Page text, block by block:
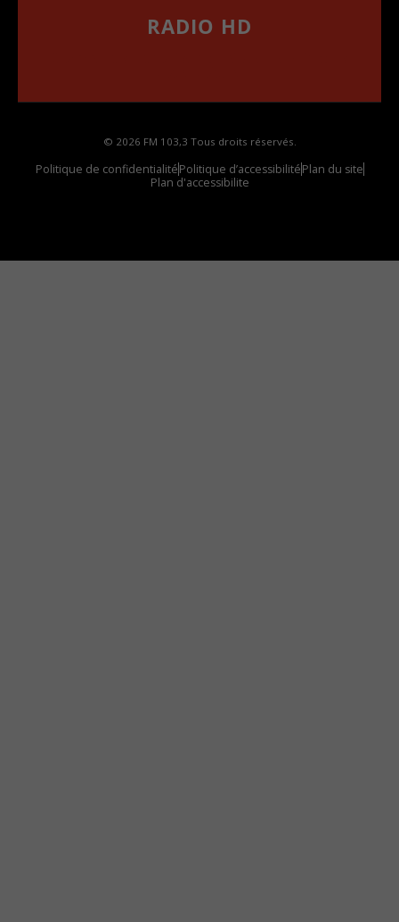
RADIO HD
© 2026 FM 103,3 Tous droits réservés.
Politique de confidentialitéPolitique d’accessibilitéPlan du site
Plan d'accessibilite